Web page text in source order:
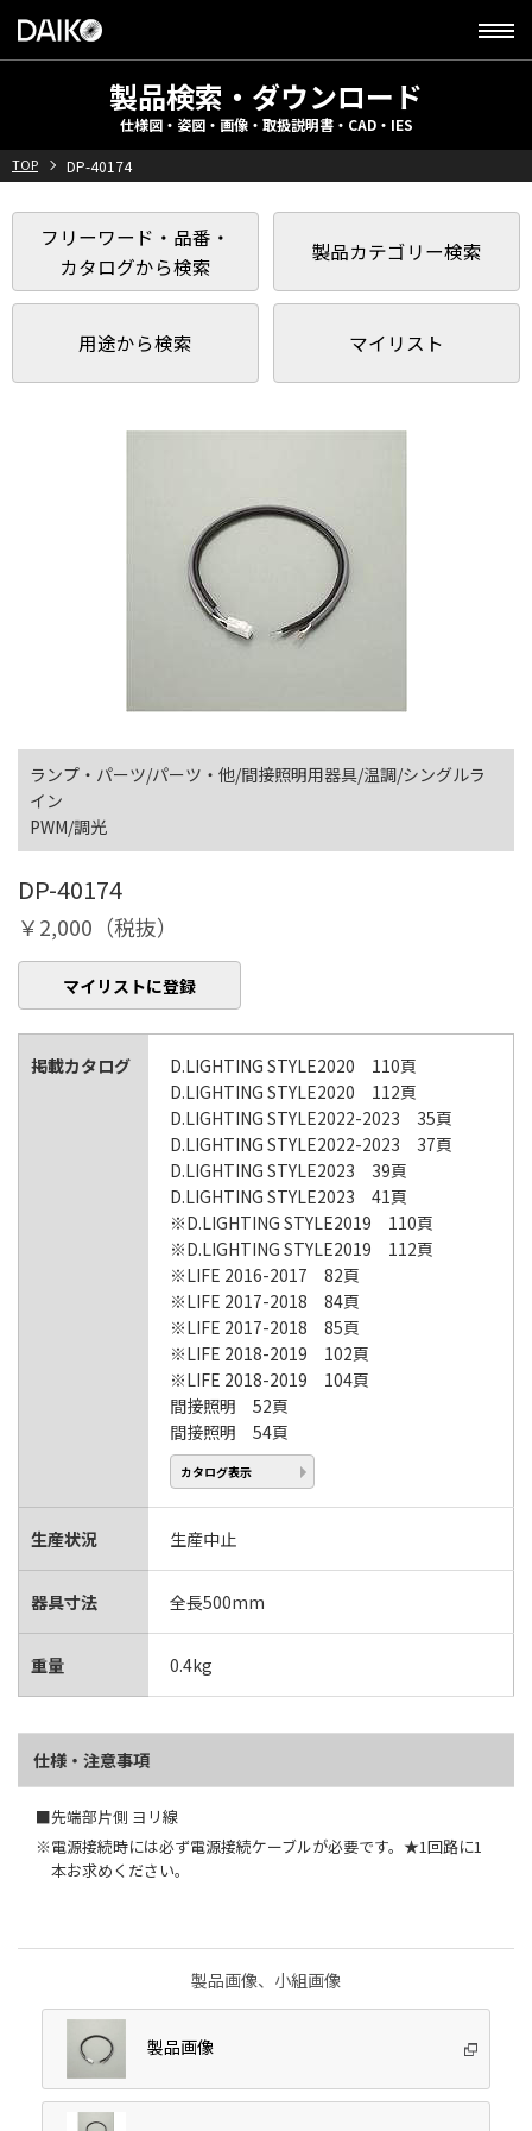
製品検索・ダウンロード
仕様図・姿図・画像・取扱説明書・CAD・IES
TOP DP-40174
フリーワード・品番・
カタログから検索
製品カテゴリー検索
用途から検索 マイリスト
ランプ・パーツ/パーツ・他/間接照明用器具/温調/シングルラ
イン
PWM/調光
DP-40174
￥2,000（税抜）
マイリストに登録
掲載カタログ
D.LIGHTING STYLE2020 110頁
D.LIGHTING STYLE2020 112頁
D.LIGHTING STYLE2022-2023 35頁
D.LIGHTING STYLE2022-2023 37頁
D.LIGHTING STYLE2023 39頁
D.LIGHTING STYLE2023 41頁
※D.LIGHTING STYLE2019 110頁
※D.LIGHTING STYLE2019 112頁
※LIFE 2016-2017 82頁
※LIFE 2017-2018 84頁
※LIFE 2017-2018 85頁
※LIFE 2018-2019 102頁
※LIFE 2018-2019 104頁
間接照明 52頁
間接照明 54頁
カタログ表示
生産状況 生産中止
器具寸法 全長500mm
重量 0.4kg
仕様・注意事項
■先端部片側 ヨリ線
※電源接続時には必ず電源接続ケーブルが必要です。★1回路に1
本お求めください。
製品画像、小組画像
製品画像